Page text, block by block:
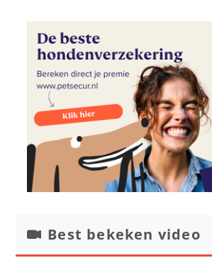
Best bekeken video